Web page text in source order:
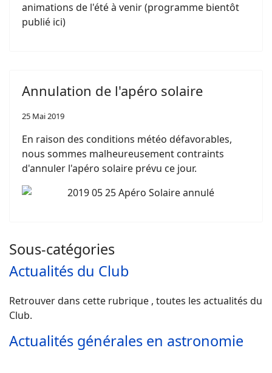
animations de l'été à venir (programme bientôt
publié ici)
Annulation de l'apéro solaire
25 Mai 2019
En raison des conditions météo défavorables,
nous sommes malheureusement contraints
d'annuler l'apéro solaire prévu ce jour.
Sous-catégories
Actualités du Club
Retrouver dans cette rubrique , toutes les actualités du
Club.
Actualités générales en astronomie